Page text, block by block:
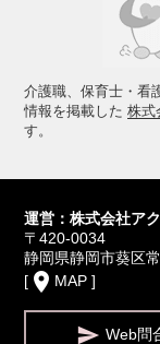
介護職、保育士・看
情報を掲載した株式
す。
運営：株式会社ア
〒420-0034
静岡県静岡市葵区
[ place MAP ]
 Web問